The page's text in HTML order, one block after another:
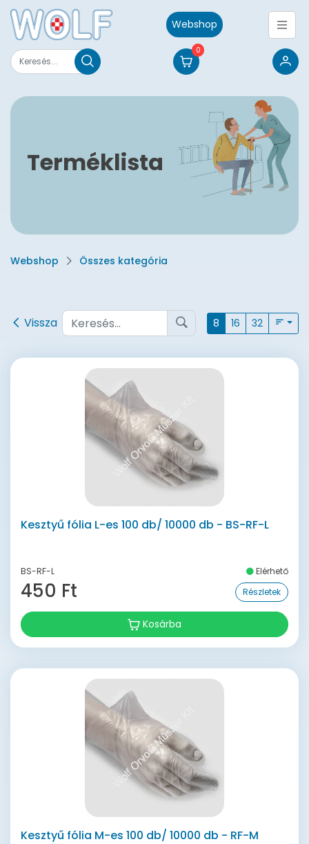
Webshop
0
Terméklista
Webshop Összes kategória
Vissza 8 16 32
Kesztyű fólia L-es 100 db/ 10000 db - BS-RF-L
BS-RF-L Elérhető
450 Ft Részletek
Kosárba
Kesztyű fólia M-es 100 db/ 10000 db - RF-M